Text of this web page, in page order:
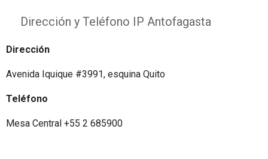
Dirección y Teléfono IP Antofagasta
Dirección
Avenida Iquique #3991, esquina Quito
Teléfono
Mesa Central +55 2 685900